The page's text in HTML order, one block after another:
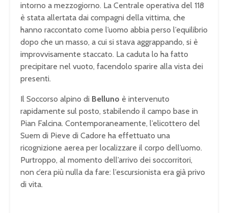
intorno a mezzogiorno. La Centrale operativa del 118
è stata allertata dai compagni della vittima, che
hanno raccontato come l’uomo abbia perso l’equilibrio
dopo che un masso, a cui si stava aggrappando, si è
improvvisamente staccato. La caduta lo ha fatto
precipitare nel vuoto, facendolo sparire alla vista dei
presenti.
Il Soccorso alpino di Belluno è intervenuto
rapidamente sul posto, stabilendo il campo base in
Pian Falcina. Contemporaneamente, l’elicottero del
Suem di Pieve di Cadore ha effettuato una
ricognizione aerea per localizzare il corpo dell’uomo.
Purtroppo, al momento dell’arrivo dei soccorritori,
non c’era più nulla da fare: l’escursionista era già privo
di vita.